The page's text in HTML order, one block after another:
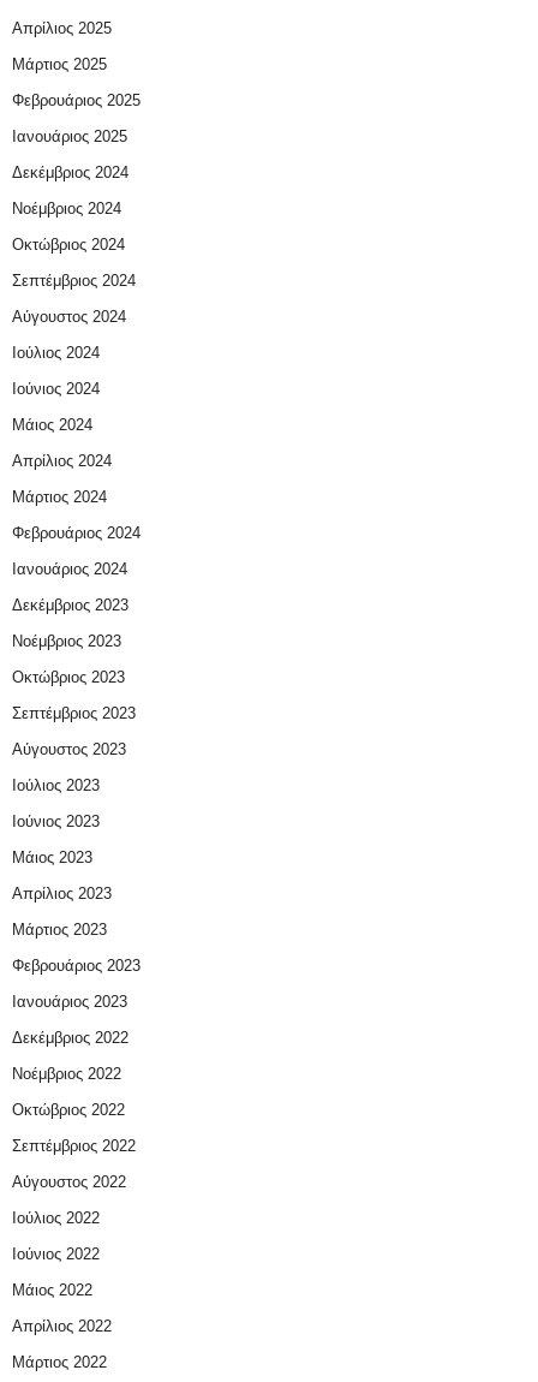
Απρίλιος 2025
Μάρτιος 2025
Φεβρουάριος 2025
Ιανουάριος 2025
Δεκέμβριος 2024
Νοέμβριος 2024
Οκτώβριος 2024
Σεπτέμβριος 2024
Αύγουστος 2024
Ιούλιος 2024
Ιούνιος 2024
Μάιος 2024
Απρίλιος 2024
Μάρτιος 2024
Φεβρουάριος 2024
Ιανουάριος 2024
Δεκέμβριος 2023
Νοέμβριος 2023
Οκτώβριος 2023
Σεπτέμβριος 2023
Αύγουστος 2023
Ιούλιος 2023
Ιούνιος 2023
Μάιος 2023
Απρίλιος 2023
Μάρτιος 2023
Φεβρουάριος 2023
Ιανουάριος 2023
Δεκέμβριος 2022
Νοέμβριος 2022
Οκτώβριος 2022
Σεπτέμβριος 2022
Αύγουστος 2022
Ιούλιος 2022
Ιούνιος 2022
Μάιος 2022
Απρίλιος 2022
Μάρτιος 2022